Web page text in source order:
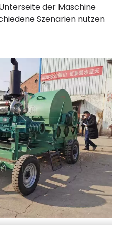
der Maschine
Szenarien nutzen